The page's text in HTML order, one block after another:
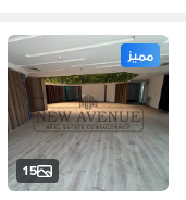
15
مميز